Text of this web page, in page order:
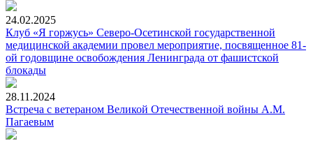
24.02.2025
Клуб «Я горжусь» Северо-Осетинской государственной
медицинской академии провел мероприятие, посвященное 81-
ой годовщине освобождения Ленинграда от фашистской
блокады
28.11.2024
Встреча с ветераном Великой Отечественной войны А.М.
Пагаевым